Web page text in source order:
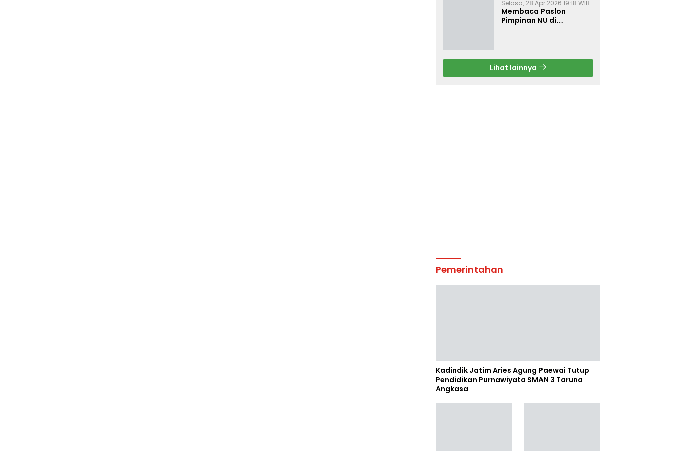
Selasa, 28 Apr 2026 19:18 WIB
Membaca Paslon
Pimpinan NU di
Lihat lainnya
Pemerintahan
Kadindik Jatim Aries Agung Paewai Tutup
Pendidikan Purnawiyata SMAN 3 Taruna
Angkasa